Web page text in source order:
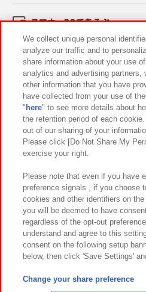
スマホ・PCであそぶ
イベント・キャンペーン
関連会社 サステナビリ
プライバシーポリシー ウェブア
お取引先さまとともに
カスタマーハラスメント対応方針
©Bandai Namco
©Bandai Namco
We collect unique personal
analyze our traffic and to
share information about your use
analytics and advertising partners,
other information that you have
have collected from your use of
" here" to see more details about
the retention period of each
out of our sharing of your
Please click [Do Not Share My
exercise your right.
Please note that even if you have
preference signals , if you choose
cookies and other identifiers on
you will be deemed to have
regardless of the opt-out
understand and agree to this
consent on the following setup
below, then click 'Save Settings'
Change your share preference